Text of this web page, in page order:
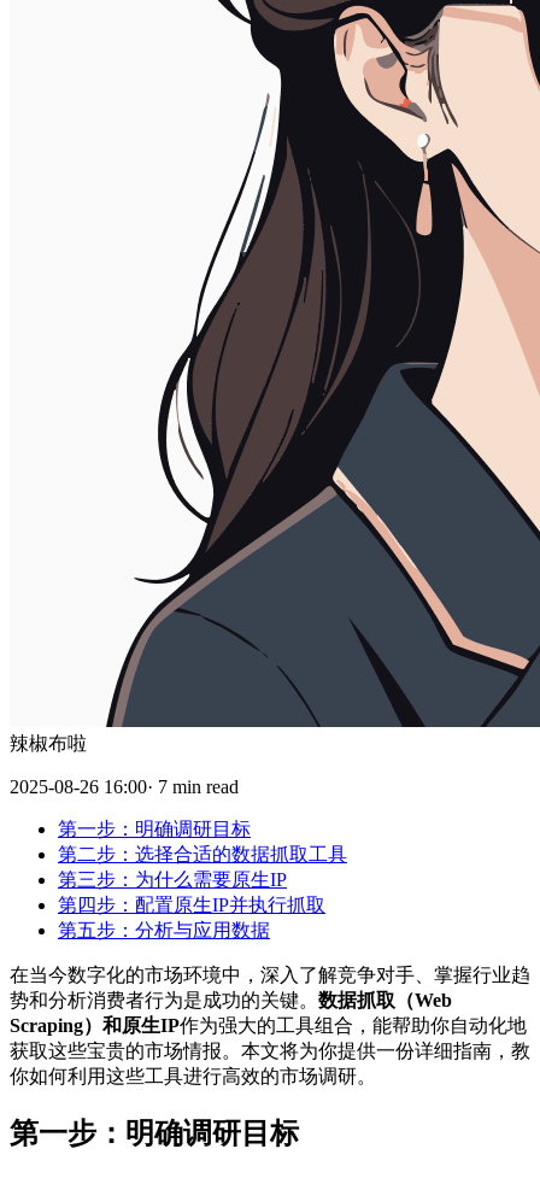
辣椒布啦
2025-08-26 16:00· 7 min read
第一步：明确调研目标
第二步：选择合适的数据抓取工具
第三步：为什么需要原生IP
第四步：配置原生IP并执行抓取
第五步：分析与应用数据
在当今数字化的市场环境中，深入了解竞争对手、掌握行业趋
势和分析消费者行为是成功的关键。 数据抓取（Web
Scraping）和原生IP作为强大的工具组合，能帮助你自动化地
获取这些宝贵的市场情报。本文将为你提供一份详细指南，教
你如何利用这些工具进行高效的市场调研。
第一步：明确调研目标